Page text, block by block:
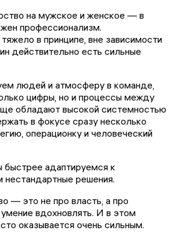
на мужское и женское — в
профессионализм.
в принципе, вне зависимости
действительно есть сильные
людей и атмосферу в команде,
цифры, но и процессы между
обладают высокой системностью
в фокусе сразу несколько
операционку и человеческий
адаптируемся к
решения.
— это не про власть, а про
вдохновлять. И в этом
оказывается очень сильным.